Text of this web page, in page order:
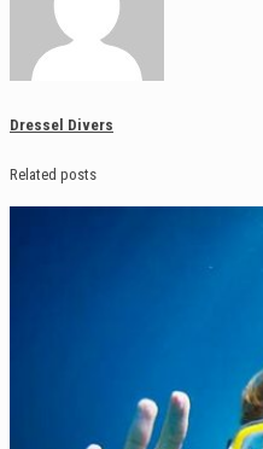
Dressel Divers
Related posts